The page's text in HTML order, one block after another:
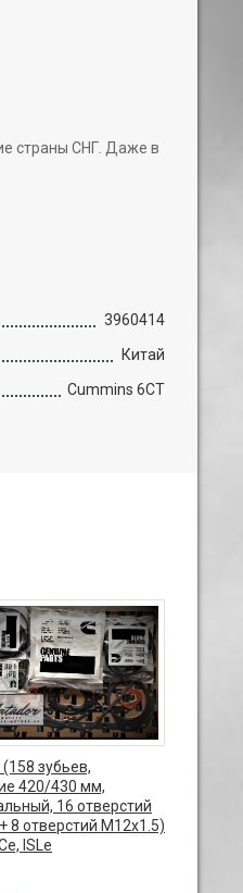
страны СНГ. Даже в
3960414
Китай
Cummins 6CT
зубьев,
420/430 мм,
16 отверстий
8 отверстий M12x1.5)
ISLe